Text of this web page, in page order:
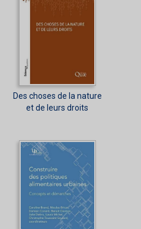
Des choses de la nature
et de leurs droits